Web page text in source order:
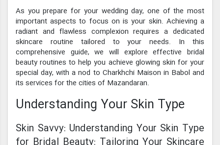
As you prepare for your wedding day, one of the most
important aspects to focus on is your skin. Achieving a
radiant and flawless complexion requires a dedicated
skincare routine tailored to your needs. In this
comprehensive guide, we will explore effective bridal
beauty routines to help you achieve glowing skin for your
special day, with a nod to Charkhchi Maison in Babol and
its services for the cities of Mazandaran.
Understanding Your Skin Type
Skin Savvy: Understanding Your Skin Type